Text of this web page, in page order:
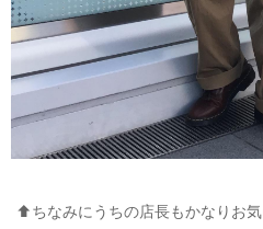
⬆️ちなみにうちの店長もかなりお